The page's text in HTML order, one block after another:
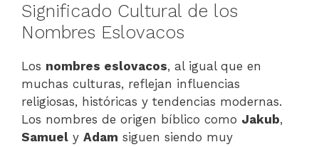
Significado Cultural de los
Nombres Eslovacos
Los nombres eslovacos, al igual que en
muchas culturas, reflejan influencias
religiosas, históricas y tendencias modernas.
Los nombres de origen bíblico como Jakub,
Samuel y Adam siguen siendo muy